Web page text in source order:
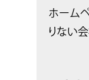
ホーム
りない